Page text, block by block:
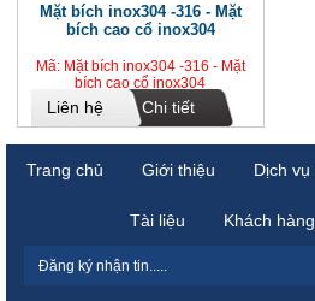
Mặt bích inox304 -316 - Mặt
bích cao cổ inox304
Mã: Mặt bích inox304 -316 - Mặt
bích cao cổ inox304
Liên hệ Chi tiết
Trang chủ Giới thiệu Dịch vụ
Tài liệu Khách hàng